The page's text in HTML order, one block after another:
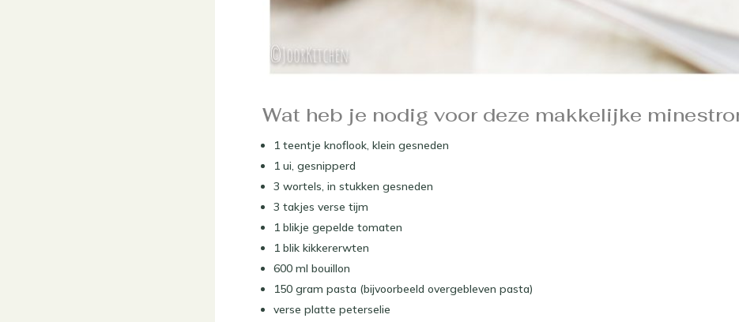
Wat heb je nodig voor deze makkelijke
1 teentje knoflook, klein gesneden
1 ui, gesnipperd
3 wortels, in stukken gesneden
3 takjes verse tijm
1 blikje gepelde tomaten
1 blik kikkererwten
600 ml bouillon
150 gram pasta (bijvoorbeeld overgebleven pasta)
verse platte peterselie